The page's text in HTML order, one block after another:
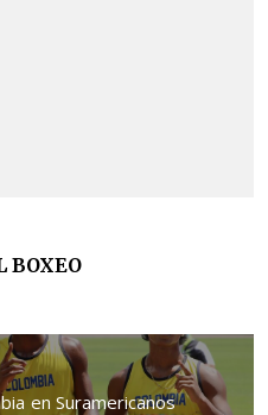
BOXEO
en Suramericanos